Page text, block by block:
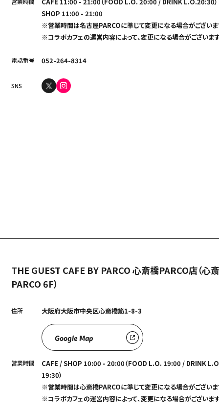
CAFE 11:00 - 21:00（FOOD L.O. 20:00 / DRINK L.O.20:30）
SHOP 11:00 - 21:00
※営業時間は名古屋PARCOに準じて変更になる場合がございま
※コラボカフェの運営内容によって、変更になる場合がございます
電話番号 052-264-8314
SNS
THE GUEST CAFE BY PARCO 心斎橋PARCO店（心
PARCO 6F）
住所 大阪府大阪市中央区心斎橋筋1-8-3
Google Map
営業時間
CAFE / SHOP 10:00 - 20:00（FOOD L.O. 19:00 / DRINK
19:30）
※営業時間は心斎橋PARCOに準じて変更になる場合がございま
※コラボカフェの運営内容によって、変更になる場合がございます